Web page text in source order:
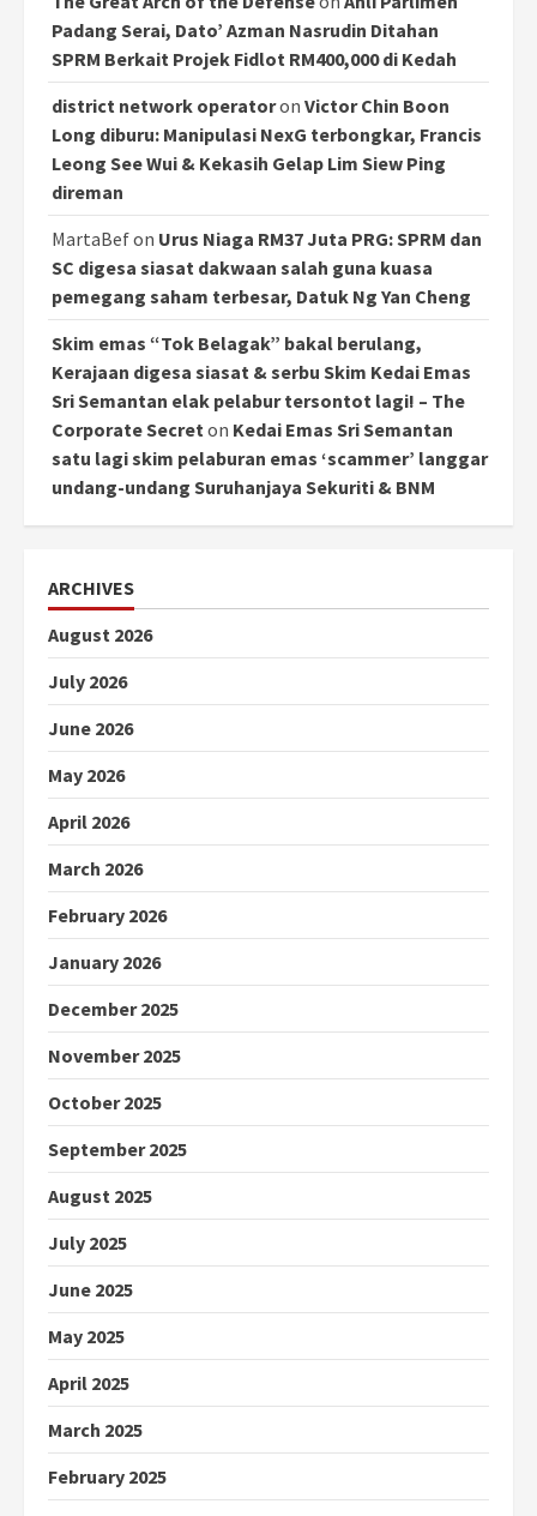
Padang Serai, Dato’ Azman Nasrudin Ditahan
SPRM Berkait Projek Fidlot RM400,000 di Kedah
district network operatoron Victor Chin Boon
Long diburu: Manipulasi NexG terbongkar, Francis
Leong See Wui & Kekasih Gelap Lim Siew Ping
direman
MartaBefon Urus Niaga RM37 Juta PRG: SPRM dan
SC digesa siasat dakwaan salah guna kuasa
pemegang saham terbesar, Datuk Ng Yan Cheng
Skim emas “Tok Belagak” bakal berulang,
Kerajaan digesa siasat & serbu Skim Kedai Emas
Sri Semantan elak pelabur tersontot lagi! – The
Corporate Secreton Kedai Emas Sri Semantan
satu lagi skim pelaburan emas ‘scammer’ langgar
undang-undang Suruhanjaya Sekuriti & BNM
ARCHIVES
August 2026
July 2026
June 2026
May 2026
April 2026
March 2026
February 2026
January 2026
December 2025
November 2025
October 2025
September 2025
August 2025
July 2025
June 2025
May 2025
April 2025
March 2025
February 2025